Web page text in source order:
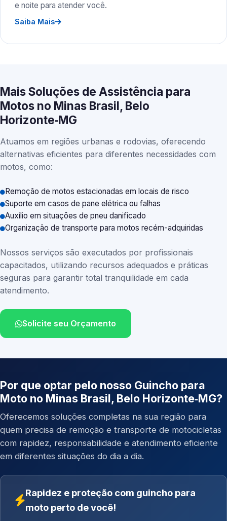
e noite para atender você.
Saiba Mais
Mais Soluções de Assistência para
Motos no Minas Brasil, Belo
Horizonte‑MG
Atuamos em regiões urbanas e rodovias, oferecendo
alternativas eficientes para diferentes necessidades com
motos, como:
Remoção de motos estacionadas em locais de risco
Suporte em casos de pane elétrica ou falhas
Auxílio em situações de pneu danificado
Organização de transporte para motos recém-adquiridas
Nossos serviços são executados por profissionais
capacitados, utilizando recursos adequados e práticas
seguras para garantir total tranquilidade em cada
atendimento.
Solicite seu Orçamento
Por que optar pelo nosso Guincho para
Moto no Minas Brasil, Belo Horizonte‑MG?
Oferecemos soluções completas na sua região para
quem precisa de remoção e transporte de motocicletas
com rapidez, responsabilidade e atendimento eficiente
em diferentes situações do dia a dia.
Rapidez e proteção com guincho para
moto perto de você!